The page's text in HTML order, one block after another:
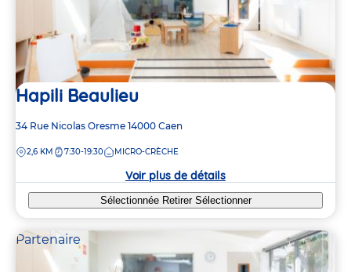
Hapili Beaulieu
Adresse
la
34 Rue Nicolas Oresme 14000 Caen
DISTANCE
2,6 KM 7:30-19:30 MICRO-CRÈCHE
Voir plus de détails
Sélectionnée Retirer Sélectionner
Partenaire